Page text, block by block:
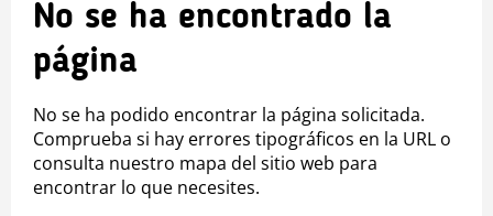
No se ha encontrado la
página
No se ha podido encontrar la página solicitada.
Comprueba si hay errores tipográficos en la URL o
consulta nuestro mapa del sitio web para
encontrar lo que necesites.